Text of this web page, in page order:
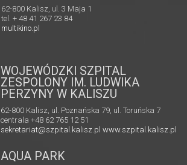
62-800 Kalisz, ul. 3 Maja 1
tel. + 48 41 267 23 84
multikino.pl
WOJEWÓDZKI SZPITAL
ZESPOLONY IM. LUDWIKA
PERZYNY W KALISZU
62-800 Kalisz, ul. Poznańska 79, ul. Toruńska 7
centrala +48 62 765 12 51
sekretariat@szpital.kalisz.pl www.szpital.kalisz.pl
AQUA PARK